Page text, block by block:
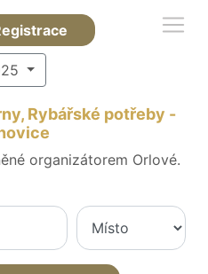
Rybářské potřeby -
organizátorem Orlové.